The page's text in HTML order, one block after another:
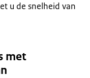
u de snelheid van
met